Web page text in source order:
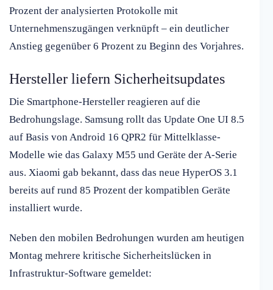
Prozent der analysierten Protokolle mit
Unternehmenszugängen verknüpft – ein deutlicher
Anstieg gegenüber 6 Prozent zu Beginn des Vorjahres.
Hersteller liefern Sicherheitsupdates
Die Smartphone-Hersteller reagieren auf die
Bedrohungslage. Samsung rollt das Update One UI 8.5
auf Basis von Android 16 QPR2 für Mittelklasse-
Modelle wie das Galaxy M55 und Geräte der A-Serie
aus. Xiaomi gab bekannt, dass das neue HyperOS 3.1
bereits auf rund 85 Prozent der kompatiblen Geräte
installiert wurde.
Neben den mobilen Bedrohungen wurden am heutigen
Montag mehrere kritische Sicherheitslücken in
Infrastruktur-Software gemeldet: